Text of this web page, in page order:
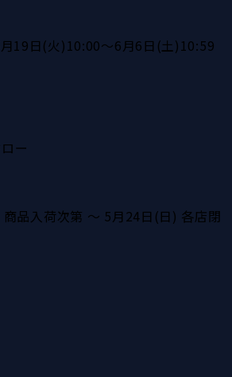
19日(火)10:00～6月6日(土)10:59
ー
品入荷次第 ～ 5月24日(日) 各店閉